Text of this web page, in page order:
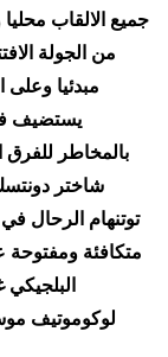
جميع الالقاب محليا
من الجولة
مبدئيا وعلى
يستضيف
بالمخاطر
شاختر
متكافئة
لوكوموتيف